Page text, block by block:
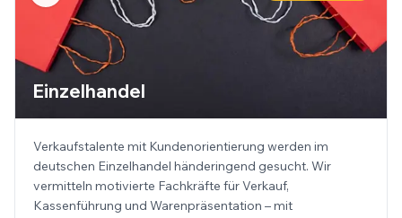
Einzelhandel
Verkaufstalente mit Kundenorientierung werden im
deutschen Einzelhandel händeringend gesucht. Wir
vermitteln motivierte Fachkräfte für Verkauf,
Kassenführung und Warenpräsentation – mit